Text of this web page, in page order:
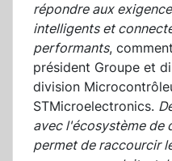
répondre aux
intelligents et
performants,
président Groupe et
division
STMicroelectronics.
avec l'écosystème de
permet de raccourcir